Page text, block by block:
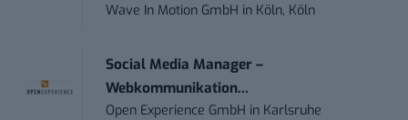
Wave In Motion GmbH in Köln, Köln
Social Media Manager –
Webkommunikation...
Open Experience GmbH in Karlsruhe